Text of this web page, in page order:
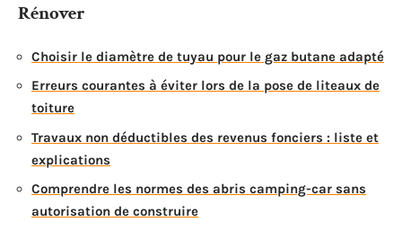
Rénover
Choisir le diamètre de tuyau pour le gaz butane adapté
Erreurs courantes à éviter lors de la pose de liteaux de
toiture
Travaux non déductibles des revenus fonciers : liste et
explications
Comprendre les normes des abris camping-car sans
autorisation de construire